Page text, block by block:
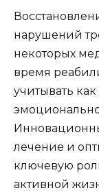
нарушений
некоторых
время
учитывать
лечение и
ключевую
активной